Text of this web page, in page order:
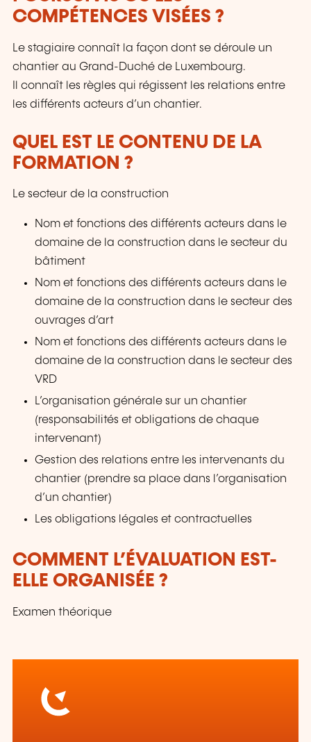
COMPÉTENCES VISÉES ?
Le stagiaire connaît la façon dont se déroule un
chantier au Grand-Duché de Luxembourg.
Il connaît les règles qui régissent les relations entre
les différents acteurs d’un chantier.
QUEL EST LE CONTENU DE LA
FORMATION ?
Le secteur de la construction
Nom et fonctions des différents acteurs dans le
domaine de la construction dans le secteur du
bâtiment
Nom et fonctions des différents acteurs dans le
domaine de la construction dans le secteur des
ouvrages d’art
Nom et fonctions des différents acteurs dans le
domaine de la construction dans le secteur des
VRD
L’organisation générale sur un chantier
(responsabilités et obligations de chaque
intervenant)
Gestion des relations entre les intervenants du
chantier (prendre sa place dans l’organisation
d’un chantier)
Les obligations légales et contractuelles
COMMENT L’ÉVALUATION EST-
ELLE ORGANISÉE ?
Examen théorique